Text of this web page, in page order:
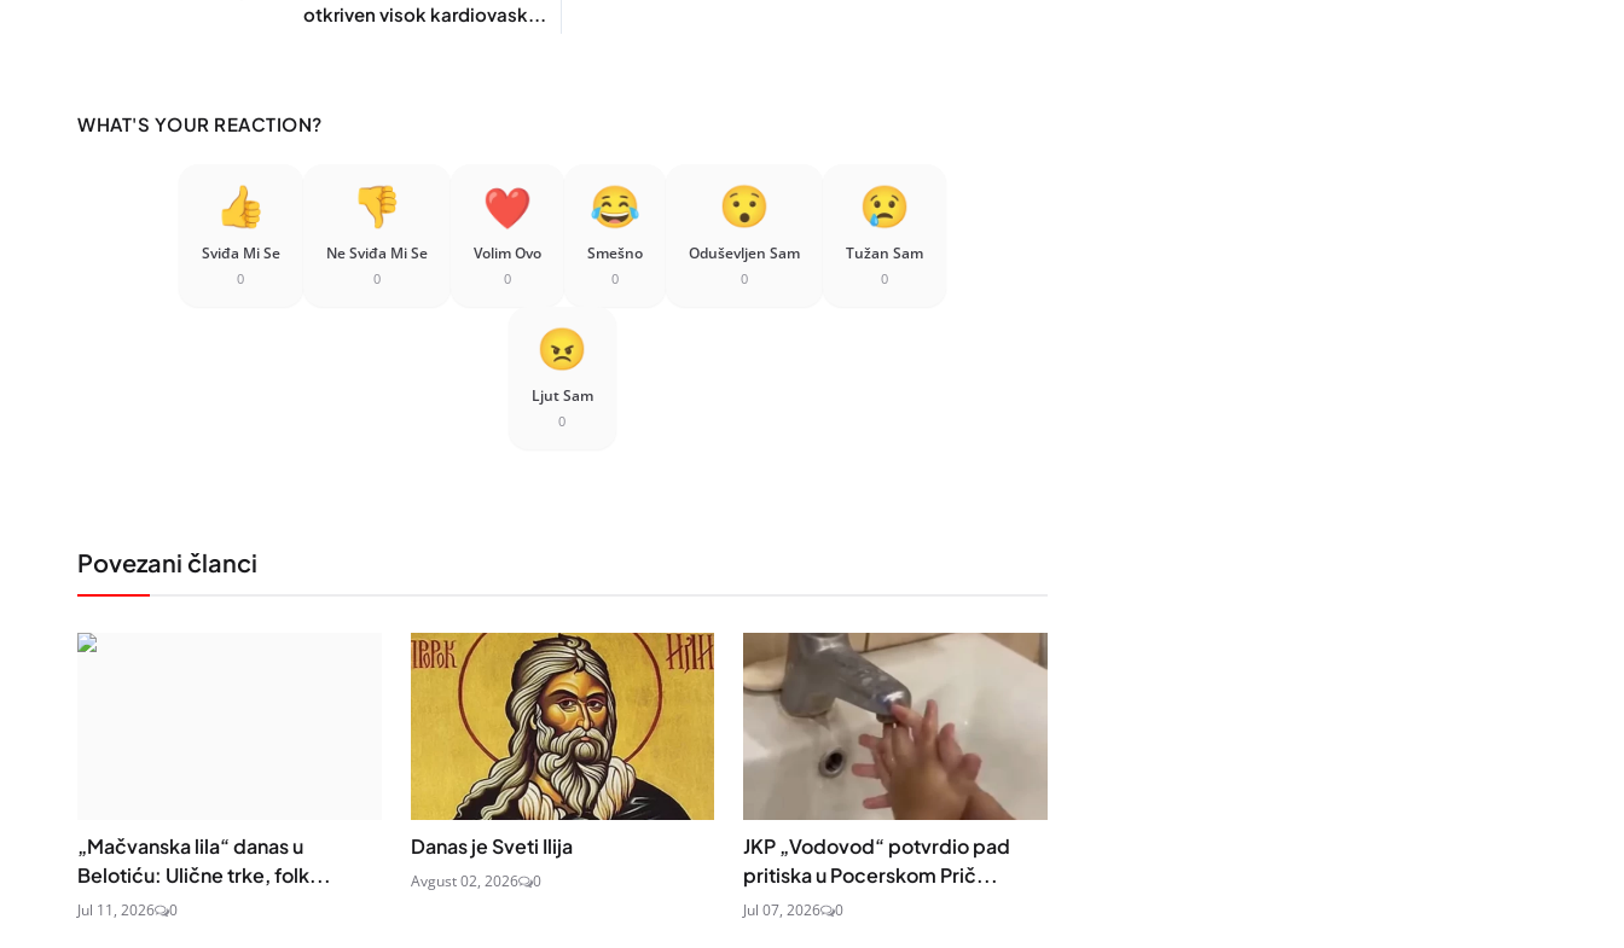
otkriven visok kardiovask...
WHAT'S YOUR REACTION?
Sviđa Mi Se
0
Ne Sviđa Mi Se
0
Volim Ovo
0
Smešno
0
Oduševljen Sam
0
Tužan Sam
0
Ljut Sam
0
Povezani članci
„Mačvanska lila“ danas u
Belotiću: Ulične trke, folk...
Jul 11, 2026 0
Danas je Sveti Ilija
Avgust 02, 2026 0
JKP „Vodovod“ potvrdio pad
pritiska u Pocerskom Prič...
Jul 07, 2026 0